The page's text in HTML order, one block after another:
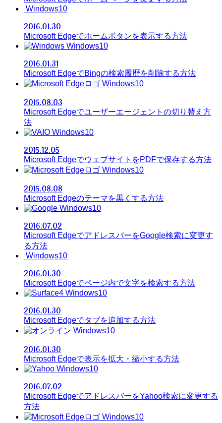
Windows10
2016.01.30
Microsoft Edgeでホームボタンを表示する方法
Windows10
2016.01.31
Microsoft EdgeでBingの検索履歴を削除する方法
Windows10
2015.08.03
Microsoft Edgeでユーザーエージェントの切り替え方
法
Windows10
2015.12.05
Microsoft EdgeでウェブサイトをPDFで保存する方法
Windows10
2015.08.08
Microsoft Edgeのテーマを黒くする方法
Windows10
2016.07.02
Microsoft EdgeでアドレスバーをGoogle検索に変更す
る方法
Windows10
2016.01.30
Microsoft Edgeでページ内で文字を検索する方法
Windows10
2016.01.30
Microsoft Edgeでタブを追加する方法
Windows10
2016.01.30
Microsoft Edgeで表示を拡大・縮小する方法
Windows10
2016.07.02
Microsoft EdgeでアドレスバーをYahoo検索に変更する
方法
Windows10